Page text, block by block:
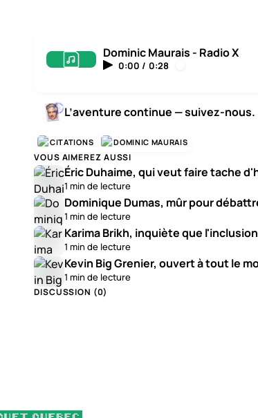
Dominic Maurais - Radio X
0:00 / 0:28
L’aventure continue — suivez-nous.
CITATIONS DOMINIC MAURAIS
VOUS AIMEREZ AUSSI
Éric Duhaime, qui veut faire tache
1 min de lecture
Dominique Dumas, mûr pour
1 min de lecture
Karima Brikh, inquiète que
1 min de lecture
Kevin Big Grenier, ouvert à tout le
1 min de lecture
DISCUSSION (0)